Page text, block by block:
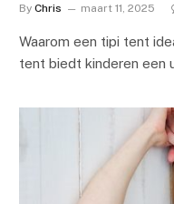
By Chris maart 11, 2025
Waarom een tipi tent
tent biedt kinderen een